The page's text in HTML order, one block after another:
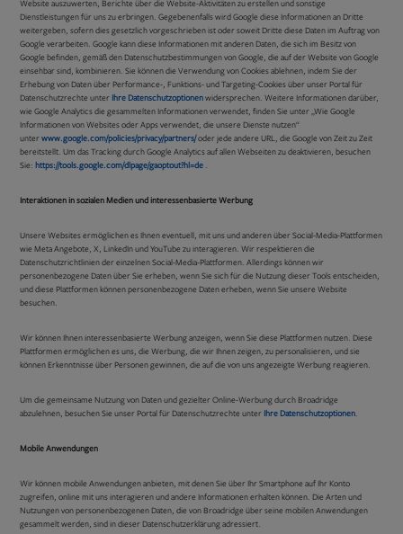
Website auszuwerten, Berichte über die Website-Aktivitäten zu erstellen und sonstige
Dienstleistungen für uns zu erbringen. Gegebenenfalls wird Google diese Informationen an Dritte
weitergeben, sofern dies gesetzlich vorgeschrieben ist oder soweit Dritte diese Daten im Auftrag von
Google verarbeiten. Google kann diese Informationen mit anderen Daten, die sich im Besitz von
Google befinden, gemäß den Datenschutzbestimmungen von Google, die auf der Website von Google
einsehbar sind, kombinieren. Sie können die Verwendung von Cookies ablehnen, indem Sie der
Erhebung von Daten über Performance-, Funktions- und Targeting-Cookies über unser Portal für
Datenschutzrechte unter Ihre Datenschutzoptionen widersprechen. Weitere Informationen darüber,
wie Google Analytics die gesammelten Informationen verwendet, finden Sie unter „Wie Google
Informationen von Websites oder Apps verwendet, die unsere Dienste nutzen“
unterwww.google.com/policies/privacy/partners/Opens
in
new
oder jede andere URL, die Google von Zeit zu Zeit
bereitstellt. Um das Tracking durch Google Analytics auf allen Webseiten zu deaktivieren, besuchen
Sie:https://tools.google.com/dlpage/gaoptout?hl=de
tab
.
Interaktionen in sozialen Medien und interessenbasierte Werbung
Unsere Websites ermöglichen es Ihnen eventuell, mit uns und anderen über Social-Media-Plattformen
wie Meta Angebote, X, LinkedIn und YouTube zu interagieren. Wir respektieren die
Datenschutzrichtlinien der einzelnen Social-Media-Plattformen. Allerdings können wir
personenbezogene Daten über Sie erheben, wenn Sie sich für die Nutzung dieser Tools entscheiden,
und diese Plattformen können personenbezogene Daten erheben, wenn Sie unsere Website
besuchen.
Wir können Ihnen interessenbasierte Werbung anzeigen, wenn Sie diese Plattformen nutzen. Diese
Plattformen ermöglichen es uns, die Werbung, die wir Ihnen zeigen, zu personalisieren, und sie
können Erkenntnisse über Personen gewinnen, die auf die von uns angezeigte Werbung reagieren.
Um die gemeinsame Nutzung von Daten und gezielter Online-Werbung durch Broadridge
abzulehnen, besuchen Sie unser Portal für Datenschutzrechte unterIhre Datenschutzoptionen.
Mobile Anwendungen
Wir können mobile Anwendungen anbieten, mit denen Sie über Ihr Smartphone auf Ihr Konto
zugreifen, online mit uns interagieren und andere Informationen erhalten können. Die Arten und
Nutzungen von personenbezogenen Daten, die von Broadridge über seine mobilen Anwendungen
gesammelt werden, sind in dieser Datenschutzerklärung adressiert.